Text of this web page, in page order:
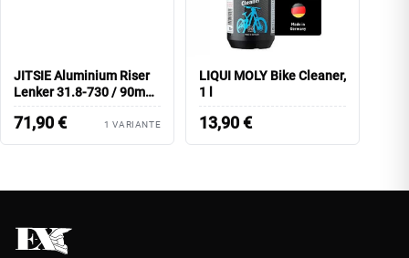
JITSIE Aluminium Riser
Lenker 31.8-730 / 90mm
Rise
71,90€ 1 VARIANTE
LIQUI MOLY Bike Cleaner,
1 l
13,90€